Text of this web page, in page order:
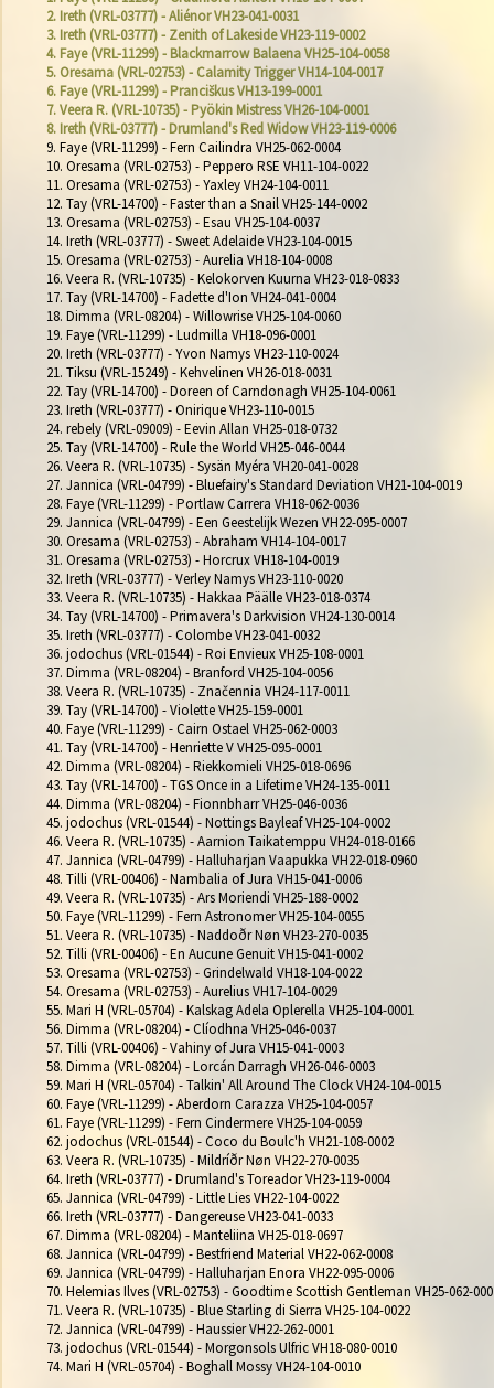
2. Ireth (VRL-03777) - Aliénor VH23-041-0031
3. Ireth (VRL-03777) - Zenith of Lakeside VH23-119-0002
4. Faye (VRL-11299) - Blackmarrow Balaena VH25-104-0058
5. Oresama (VRL-02753) - Calamity Trigger VH14-104-0017
6. Faye (VRL-11299) - Pranciškus VH13-199-0001
7. Veera R. (VRL-10735) - Pyökin Mistress VH26-104-0001
8. Ireth (VRL-03777) - Drumland's Red Widow VH23-119-0006
9. Faye (VRL-11299) - Fern Cailindra VH25-062-0004
10. Oresama (VRL-02753) - Peppero RSE VH11-104-0022
11. Oresama (VRL-02753) - Yaxley VH24-104-0011
12. Tay (VRL-14700) - Faster than a Snail VH25-144-0002
13. Oresama (VRL-02753) - Esau VH25-104-0037
14. Ireth (VRL-03777) - Sweet Adelaide VH23-104-0015
15. Oresama (VRL-02753) - Aurelia VH18-104-0008
16. Veera R. (VRL-10735) - Kelokorven Kuurna VH23-018-0833
17. Tay (VRL-14700) - Fadette d'Ion VH24-041-0004
18. Dimma (VRL-08204) - Willowrise VH25-104-0060
19. Faye (VRL-11299) - Ludmilla VH18-096-0001
20. Ireth (VRL-03777) - Yvon Namys VH23-110-0024
21. Tiksu (VRL-15249) - Kehvelinen VH26-018-0031
22. Tay (VRL-14700) - Doreen of Carndonagh VH25-104-0061
23. Ireth (VRL-03777) - Onirique VH23-110-0015
24. rebely (VRL-09009) - Eevin Allan VH25-018-0732
25. Tay (VRL-14700) - Rule the World VH25-046-0044
26. Veera R. (VRL-10735) - Sysän Myéra VH20-041-0028
27. Jannica (VRL-04799) - Bluefairy's Standard Deviation VH21-104-0019
28. Faye (VRL-11299) - Portlaw Carrera VH18-062-0036
29. Jannica (VRL-04799) - Een Geestelijk Wezen VH22-095-0007
30. Oresama (VRL-02753) - Abraham VH14-104-0017
31. Oresama (VRL-02753) - Horcrux VH18-104-0019
32. Ireth (VRL-03777) - Verley Namys VH23-110-0020
33. Veera R. (VRL-10735) - Hakkaa Päälle VH23-018-0374
34. Tay (VRL-14700) - Primavera's Darkvision VH24-130-0014
35. Ireth (VRL-03777) - Colombe VH23-041-0032
36. jodochus (VRL-01544) - Roi Envieux VH25-108-0001
37. Dimma (VRL-08204) - Branford VH25-104-0056
38. Veera R. (VRL-10735) - Značennia VH24-117-0011
39. Tay (VRL-14700) - Violette VH25-159-0001
40. Faye (VRL-11299) - Cairn Ostael VH25-062-0003
41. Tay (VRL-14700) - Henriette V VH25-095-0001
42. Dimma (VRL-08204) - Riekkomieli VH25-018-0696
43. Tay (VRL-14700) - TGS Once in a Lifetime VH24-135-0011
44. Dimma (VRL-08204) - Fionnbharr VH25-046-0036
45. jodochus (VRL-01544) - Nottings Bayleaf VH25-104-0002
46. Veera R. (VRL-10735) - Aarnion Taikatemppu VH24-018-0166
47. Jannica (VRL-04799) - Halluharjan Vaapukka VH22-018-0960
48. Tilli (VRL-00406) - Nambalia of Jura VH15-041-0006
49. Veera R. (VRL-10735) - Ars Moriendi﻿ VH25-188-0002
50. Faye (VRL-11299) - Fern Astronomer VH25-104-0055
51. Veera R. (VRL-10735) - Naddoðr Nøn VH23-270-0035
52. Tilli (VRL-00406) - En Aucune Genuit VH15-041-0002
53. Oresama (VRL-02753) - Grindelwald VH18-104-0022
54. Oresama (VRL-02753) - Aurelius VH17-104-0029
55. Mari H (VRL-05704) - Kalskag Adela Oplerella VH25-104-0001
56. Dimma (VRL-08204) - Clíodhna VH25-046-0037
57. Tilli (VRL-00406) - Vahiny of Jura VH15-041-0003
58. Dimma (VRL-08204) - Lorcán Darragh VH26-046-0003
59. Mari H (VRL-05704) - Talkin' All Around The Clock VH24-104-0015
60. Faye (VRL-11299) - Aberdorn Carazza VH25-104-0057
61. Faye (VRL-11299) - Fern Cindermere VH25-104-0059
62. jodochus (VRL-01544) - Coco du Boulc'h VH21-108-0002
63. Veera R. (VRL-10735) - Mildríðr Nøn VH22-270-0035
64. Ireth (VRL-03777) - Drumland's Toreador VH23-119-0004
65. Jannica (VRL-04799) - Little Lies VH22-104-0022
66. Ireth (VRL-03777) - Dangereuse VH23-041-0033
67. Dimma (VRL-08204) - Manteliina VH25-018-0697
68. Jannica (VRL-04799) - Bestfriend Material VH22-062-0008
69. Jannica (VRL-04799) - Halluharjan Enora VH22-095-0006
70. Helemias Ilves (VRL-02753) - Goodtime Scottish Gentleman VH25-062-
71. Veera R. (VRL-10735) - Blue Starling di Sierra VH25-104-0022
72. Jannica (VRL-04799) - Haussier VH22-262-0001
73. jodochus (VRL-01544) - Morgonsols Ulfric VH18-080-0010
74. Mari H (VRL-05704) - Boghall Mossy VH24-104-0010